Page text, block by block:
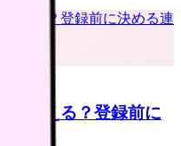
で使える？登録前に